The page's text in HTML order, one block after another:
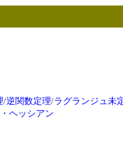
/逆関数定理/ラグランジュ未
ヘッシアン